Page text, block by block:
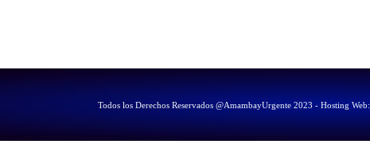
Todos los Derechos Reservados @AmambayUrgente 2023 - Hosting Web: